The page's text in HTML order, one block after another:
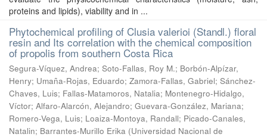
proteins and lipids), viability and in ...
Phytochemical profiling of Clusia valerioi (Standl.) floral
resin and Its correlation with the chemical composition
of propolis from southern Costa Rica
Segura-Víquez, Andrea; Soto-Fallas, Roy M.; Borbón-Alpízar,
Henry; Umaña-Rojas, Eduardo; Zamora-Fallas, Gabriel; Sánchez-
Chaves, Luis; Fallas-Matamoros, Natalia; Montenegro-Hidalgo,
Víctor; Alfaro-Alarcón, Alejandro; Guevara-González, Mariana;
Romero-Vega, Luis; Loaiza-Montoya, Randall; Picado-Canales,
Natalin; Barrantes-Murillo Erika (Universidad Nacional de